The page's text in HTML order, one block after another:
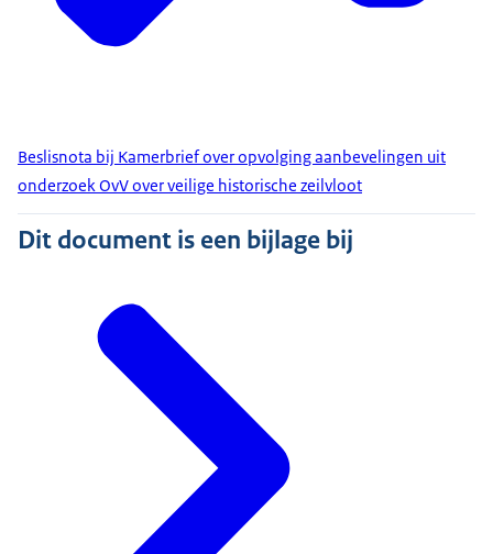
Beslisnota bij Kamerbrief over opvolging aanbevelingen uit
onderzoek OvV over veilige historische zeilvloot
Dit document is een bijlage bij